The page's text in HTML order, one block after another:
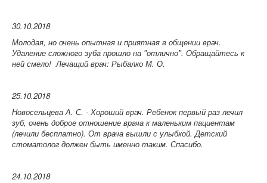
30.10.2018
Молодая, но очень опытная и приятная в общении врач.
Удаление сложного зуба прошло на "отлично". Обращайтесь к
ней смело!Лечащий врач: Рыбалко М. О.
25.10.2018
Новосельцева А. С. - Хороший врач. Ребенок первый раз лечил
зуб, очень доброе отношение врача к маленьким пациентам
(лечили бесплатно). От врача вышли с улыбкой. Детский
стоматолог должен быть именно таким. Спасибо.
24.10.2018